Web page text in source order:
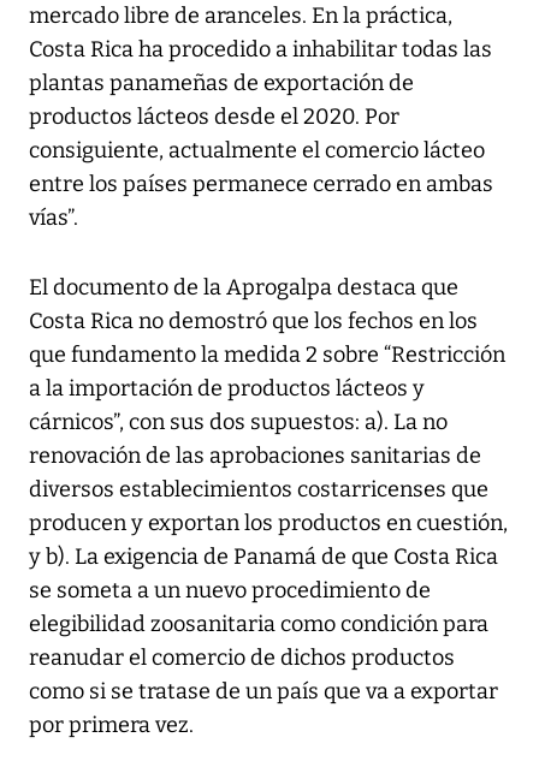
mercado libre de aranceles. En la práctica,
Costa Rica ha procedido a inhabilitar todas las
plantas panameñas de exportación de
productos lácteos desde el 2020. Por
consiguiente, actualmente el comercio lácteo
entre los países permanece cerrado en ambas
vías”.
El documento de la Aprogalpa destaca que
Costa Rica no demostró que los fechos en los
que fundamento la medida 2 sobre “Restricción
a la importación de productos lácteos y
cárnicos”, con sus dos supuestos: a). La no
renovación de las aprobaciones sanitarias de
diversos establecimientos costarricenses que
producen y exportan los productos en cuestión,
y b). La exigencia de Panamá de que Costa Rica
se someta a un nuevo procedimiento de
elegibilidad zoosanitaria como condición para
reanudar el comercio de dichos productos
como si se tratase de un país que va a exportar
por primera vez.